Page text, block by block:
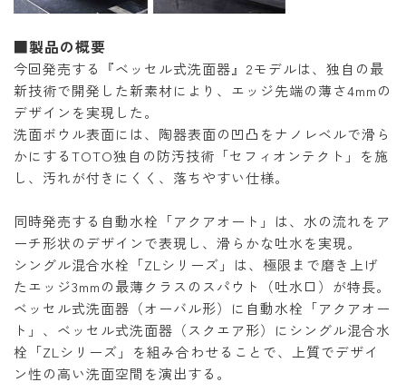
■製品の概要
今回発売する『ベッセル式洗面器』2モデルは、独自の最
新技術で開発した新素材により、エッジ先端の薄さ4mmの
デザインを実現した。
洗面ボウル表面には、陶器表面の凹凸をナノレベルで滑ら
かにするTOTO独自の防汚技術「セフィオンテクト」を施
し、汚れが付きにくく、落ちやすい仕様。
同時発売する自動水栓「アクアオート」は、水の流れをア
ーチ形状のデザインで表現し、滑らかな吐水を実現。
シングル混合水栓「ZLシリーズ」は、極限まで磨き上げ
たエッジ3mmの最薄クラスのスパウト（吐水口）が特長。
ベッセル式洗面器（オーバル形）に自動水栓「アクアオー
ト」、ベッセル式洗面器（スクエア形）にシングル混合水
栓「ZLシリーズ」を組み合わせることで、上質でデザイ
ン性の高い洗面空間を演出する。